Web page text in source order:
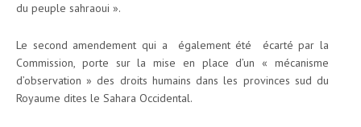
du peuple sahraoui ».
Le second amendement qui a également été écarté par la
Commission, porte sur la mise en place d’un « mécanisme
d’observation » des droits humains dans les provinces sud du
Royaume dites le Sahara Occidental.